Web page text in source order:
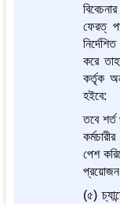
ফেরত্
করে
কর্তৃক
হইবে:
তবে শর্ত
পেশ
প্রয়োজন
(৫)